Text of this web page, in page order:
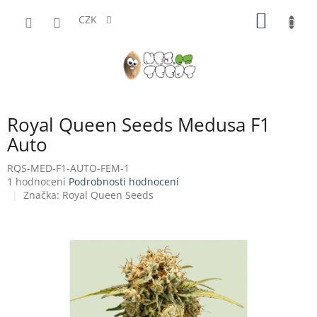
CZK
Royal Queen Seeds Medusa F1
Auto
RQS-MED-F1-AUTO-FEM-1
Průměrné
hodnocení
1 hodnocení Podrobnosti hodnocení
Značka: Royal Queen Seeds